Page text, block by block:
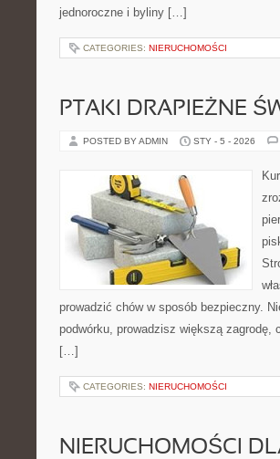
jednoroczne i byliny […]
CATEGORIES: NIERUCHOMOŚCI
PTAKI DRAPIEŻNE
POSTED BY ADMIN STY - 5 - 2026
prowadzić chów w sposób bezpieczny.
podwórku, prowadzisz większą
[…]
CATEGORIES: NIERUCHOMOŚCI
NIERUCHOMOŚCI